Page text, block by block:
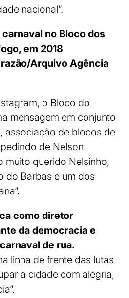
nacional”.
no Bloco dos
em 2018
Arquivo Agência
o Bloco do
mensagem em conjunto
associação de blocos de
de Nelson
muito querido Nelsinho,
do Barbas e um dos
como diretor
da democracia e
de rua.
linha de frente das lutas
a cidade com alegria,